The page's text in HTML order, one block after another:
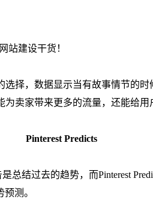
择，数据显示当有故事情节的时
卖家带来更多的流量，还能给用
Pinterest Predicts
总结过去的趋势，而Pinterest
测。